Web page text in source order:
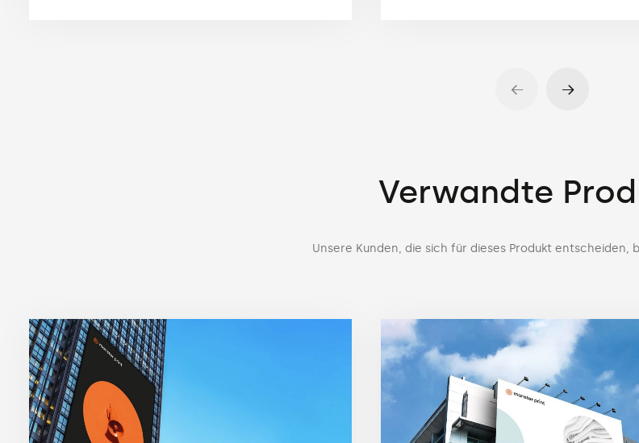
Verwandte
Unsere Kunden, die sich für dieses Produkt entscheiden,